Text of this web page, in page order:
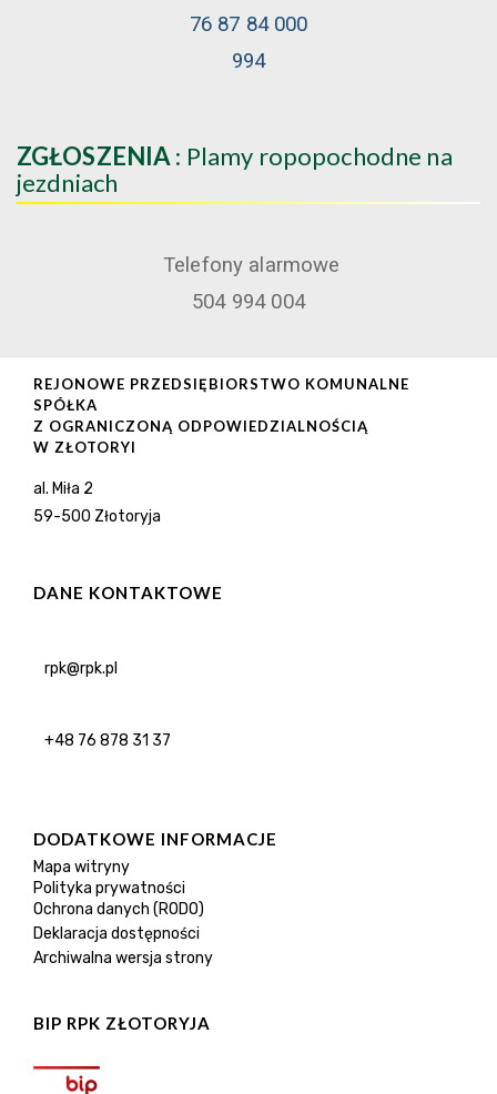
76 87 84 000
994
ZGŁOSZENIA : Plamy ropopochodne na
jezdniach
Telefony alarmowe
504 994 004
REJONOWE PRZEDSIĘBIORSTWO KOMUNALNE
SPÓŁKA
Z OGRANICZONĄ ODPOWIEDZIALNOŚCIĄ
W ZŁOTORYI
al. Miła 2
59-500 Złotoryja
DANE KONTAKTOWE
rpk@rpk.pl
+48 76 878 31 37
DODATKOWE INFORMACJE
Mapa witryny
Polityka prywatności
Ochrona danych (RODO)
Deklaracja dostępności
Archiwalna wersja strony
BIP RPK ZŁOTORYJA